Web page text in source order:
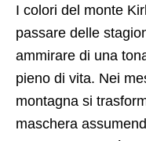
I colori del monte
passare delle
ammirare di una
pieno di vita. Nei
montagna si
maschera